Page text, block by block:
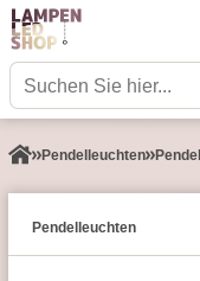
Pendel­leuchten
Pendel­leuchten